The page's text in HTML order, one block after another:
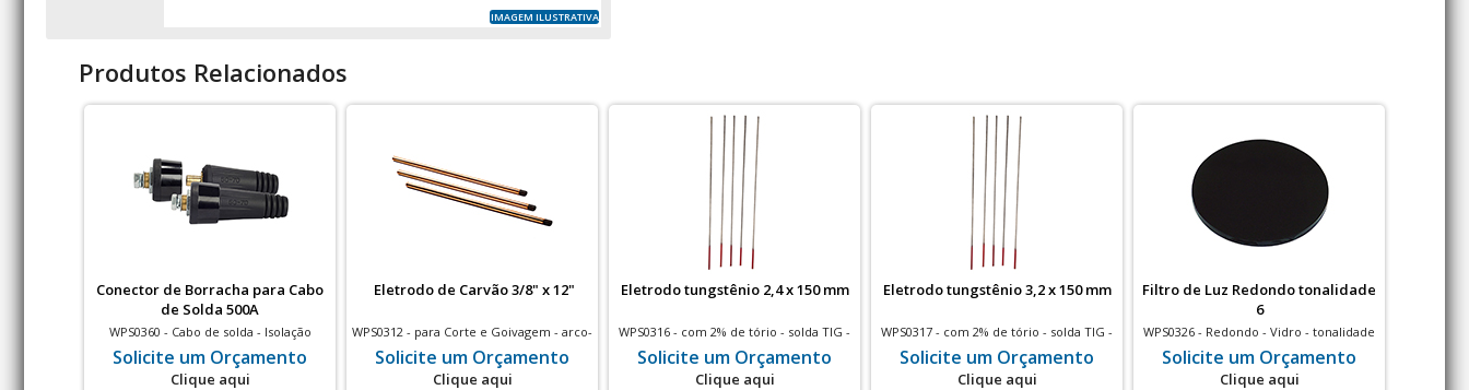
IMAGEM ILUSTRATIVA
Produtos Relacionados
Conector de Borracha para Cabo
de Solda 500A
WPS0360 - Cabo de solda - Isolação
térmica - Corrente de 500 A - 5 un
Solicite um Orçamento
Clique aqui
Eletrodo de Carvão 3/8" x 12"
WPS0312 - para Corte e Goivagem - arco-
ar (chanfrar) - 3/8" x 12" - 50 un
Solicite um Orçamento
Clique aqui
Eletrodo tungstênio 2,4 x 150 mm
WPS0316 - com 2% de tório - solda TIG -
2,4 x 150 mm - 10 un
Solicite um Orçamento
Clique aqui
Eletrodo tungstênio 3,2 x 150 mm
WPS0317 - com 2% de tório - solda TIG -
3,2 x 150 mm - 10 un
Solicite um Orçamento
Clique aqui
Filtro de Luz Redondo tonalidade
6
WPS0326 - Redondo - Vidro - tonalidade
6 - Ø50mm - 100 un
Solicite um Orçamento
Clique aqui